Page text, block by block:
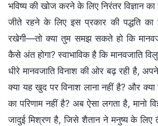
भविष्य की खोज करने के लिए निरंतर विज्ञान का
जीते रहने के लिए इस प्रकार की पद्धति का
रखेगी—तो क्या तुम समझ सकते हो कि
कैसे अंत होगा? स्वाभाविक है कि मानवजाति
धीरे मानवजाति विनाश की ओर बढ़ रही है,
क्या यह खुद पर विनाश लाना नहीं है? और क्या
का परिणाम नहीं है? अब ऐसा लगता है, मानो
जादुई मिश्रण है, जिसे शैतान ने मनुष्य के लिए